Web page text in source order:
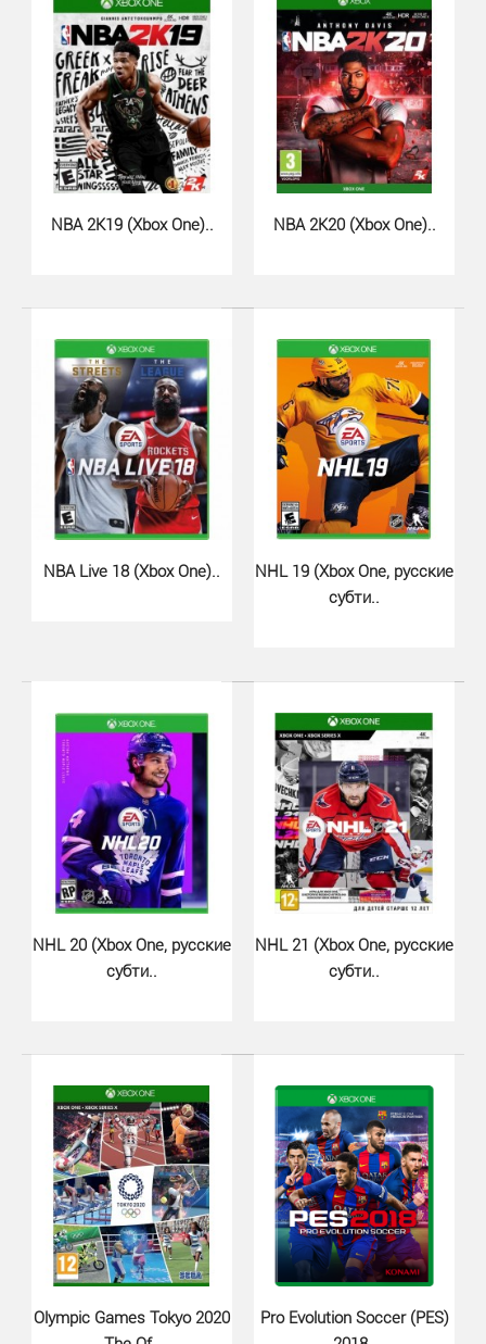
WRC 9 Xbox One - официальная игра Чемпионата мира
по ралли 2020 года от компании BigBen Interactive...
Pro Evolution Soccer (PES) 2018..
1000 грн.
Need for Speed Unbound (Xbox Se..
1020 грн.
Докажите, что у вас есть все необходимое, чтобы
выиграть The Grand, самое грандиозное соревнование
NBA 2K19 (Xbox One).. NBA 2K20 (Xbox One)..
NBA Live 18 (Xbox One)..
NHL 19 (Xbox One, русские
субти..
NHL 20 (Xbox One, русские
субти..
NHL 21 (Xbox One, русские
субти..
Olympic Games Tokyo 2020
Pro Evolution Soccer (PES)